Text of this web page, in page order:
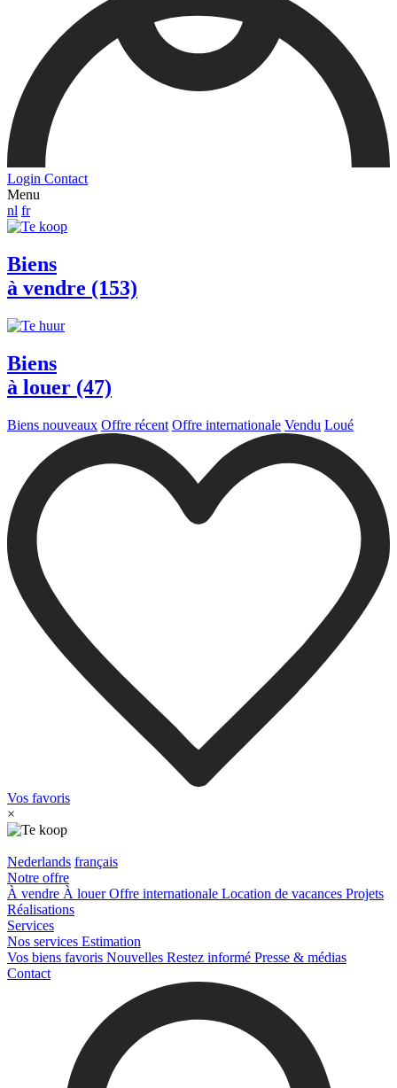
Login Contact
Menu
nl fr
Biens
à vendre (153)
Biens
à louer (47)
Biens nouveaux Offre récent Offre internationale Vendu Loué
Vos favoris
×
Nederlands français
Notre offre
À vendre À louerOffre internationale Location de vacances Projets
Réalisations
Services
Nos services Estimation
Vos biens favoris Nouvelles Restez informé Presse & médias
Contact